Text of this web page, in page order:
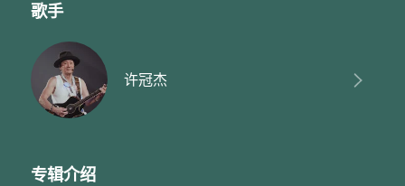
歌手
许冠杰
专辑介绍